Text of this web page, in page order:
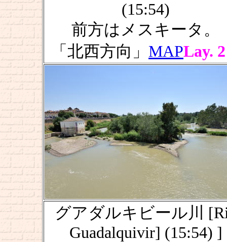
(15:54)
前方はメスキータ。
「北西方向」 MAPLay. 2
グアダルキビール川
Guadalquivir] (15:54) ]